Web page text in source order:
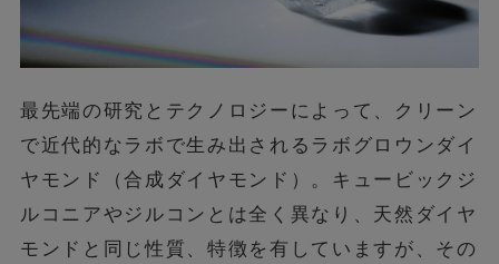
最先端の研究とテクノロジーによって、クリーン
で近代的なラボで生み出されるラボグロウンダイ
ヤモンド（合成ダイヤモンド）。キュービックジ
ルコニアやジルコンとは全く異なり、天然ダイヤ
モンドと同じ性質、特徴を有していますが、その